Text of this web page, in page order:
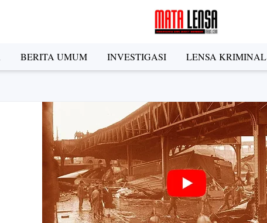
BERITA UMUM INVESTIGASI LENSA KRIMINAL